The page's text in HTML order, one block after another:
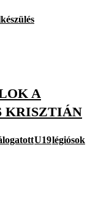
A
KRISZTIÁN
U19légiósok